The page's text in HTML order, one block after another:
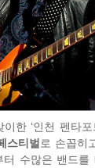
이한 ‘인천 펜타
스티벌 로 손꼽히
터 수많은 밴드를